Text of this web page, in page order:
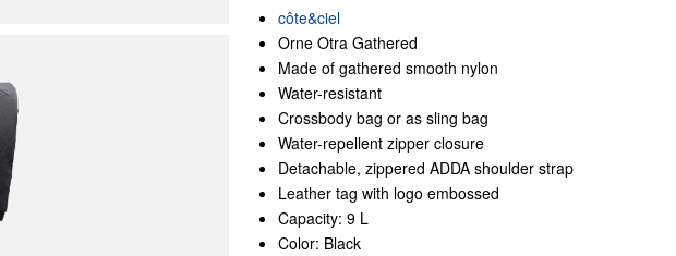
côte&ciel
Orne Otra Gathered
Made of gathered smooth nylon
Water-resistant
Crossbody bag or as sling bag
Water-repellent zipper closure
Detachable, zippered ADDA shoulder strap
Leather tag with logo embossed
Capacity: 9 L
Color: Black